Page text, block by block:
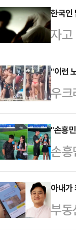
근 '
인
는
는
리
라
한국
자
붙
사
택
를
것
A씨
경
"이런
우
들
시
에
난
나
림
진
"손흥
손
을
등)
우
진
아내가
부
가